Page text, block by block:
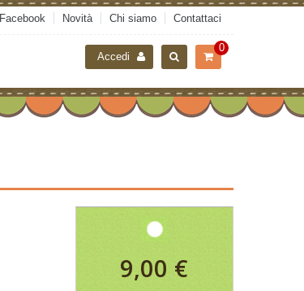
Facebook Novità Chi siamo Contattaci
0
Accedi
9,00 €